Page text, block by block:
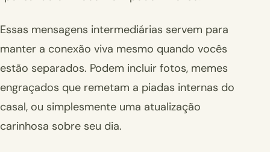
Essas mensagens intermediárias servem para
manter a conexão viva mesmo quando vocês
estão separados. Podem incluir fotos, memes
engraçados que remetam a piadas internas do
casal, ou simplesmente uma atualização
carinhosa sobre seu dia.